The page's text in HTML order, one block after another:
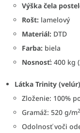
Výška čela
Rošt: lamelový
Materiál: DTD
Farba: biela
Nosnosť: 400 kg
Látka Trinity
Zloženie: 100%
Gramáž: 520 g/m2
Odolnosť voči